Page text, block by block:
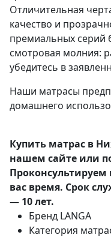
Отличительная
качество и
премиальных серий
смотровая молния:
убедитесь в
Наши матрасы
домашнего
Купить матрас в
нашем сайте или
вас время. Срок
— 10 лет.
Бренд LANGA
Категория